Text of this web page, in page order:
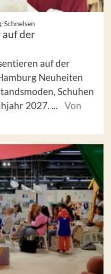
Schnelsen
auf der
auf der
Neuheiten
Schuhen
2027. ...
Von